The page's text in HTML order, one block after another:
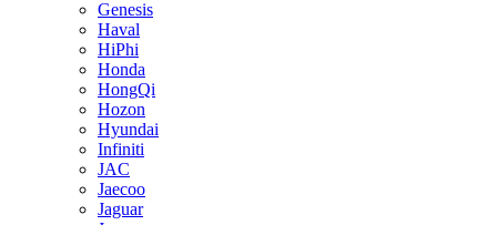
Genesis
Haval
HiPhi
Honda
HongQi
Hozon
Hyundai
Infiniti
JAC
Jaecoo
Jaguar